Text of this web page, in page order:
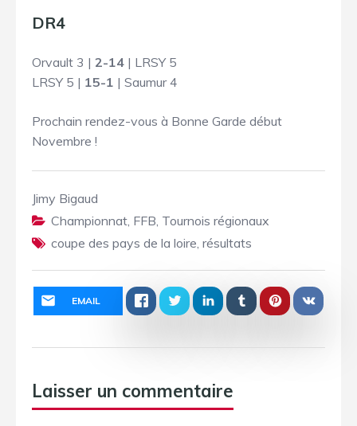
DR4
Orvault 3 | 2-14 | LRSY 5
LRSY 5 | 15-1 | Saumur 4
Prochain rendez-vous à Bonne Garde début
Novembre !
Jimy Bigaud
Championnat, FFB, Tournois régionaux
coupe des pays de la loire, résultats
EMAIL
Laisser un commentaire